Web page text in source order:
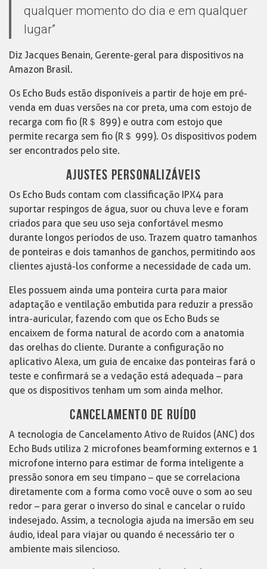
qualquer momento do dia e em qualquer
lugar”
Diz Jacques Benain, Gerente-geral para dispositivos na
Amazon Brasil.
Os Echo Buds estão disponíveis a partir de hoje em pré-
venda em duas versões na cor preta, uma com estojo de
recarga com fio (R＄ 899) e outra com estojo que
permite recarga sem fio (R＄ 999). Os dispositivos podem
ser encontrados pelo site.
AJUSTES PERSONALIZÁVEIS
Os Echo Buds contam com classificação IPX4 para
suportar respingos de água, suor ou chuva leve e foram
criados para que seu uso seja confortável mesmo
durante longos períodos de uso. Trazem quatro tamanhos
de ponteiras e dois tamanhos de ganchos, permitindo aos
clientes ajustá-los conforme a necessidade de cada um.
Eles possuem ainda uma ponteira curta para maior
adaptação e ventilação embutida para reduzir a pressão
intra-auricular, fazendo com que os Echo Buds se
encaixem de forma natural de acordo com a anatomia
das orelhas do cliente. Durante a configuração no
aplicativo Alexa, um guia de encaixe das ponteiras fará o
teste e confirmará se a vedação está adequada – para
que os dispositivos tenham um som ainda melhor.
CANCELAMENTO DE RUÍDO
A tecnologia de Cancelamento Ativo de Ruídos (ANC) dos
Echo Buds utiliza 2 microfones beamforming externos e 1
microfone interno para estimar de forma inteligente a
pressão sonora em seu tímpano – que se correlaciona
diretamente com a forma como você ouve o som ao seu
redor – para gerar o inverso do sinal e cancelar o ruído
indesejado. Assim, a tecnologia ajuda na imersão em seu
áudio, ideal para viajar ou quando é necessário ter o
ambiente mais silencioso.